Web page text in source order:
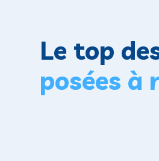
Le top
posées à